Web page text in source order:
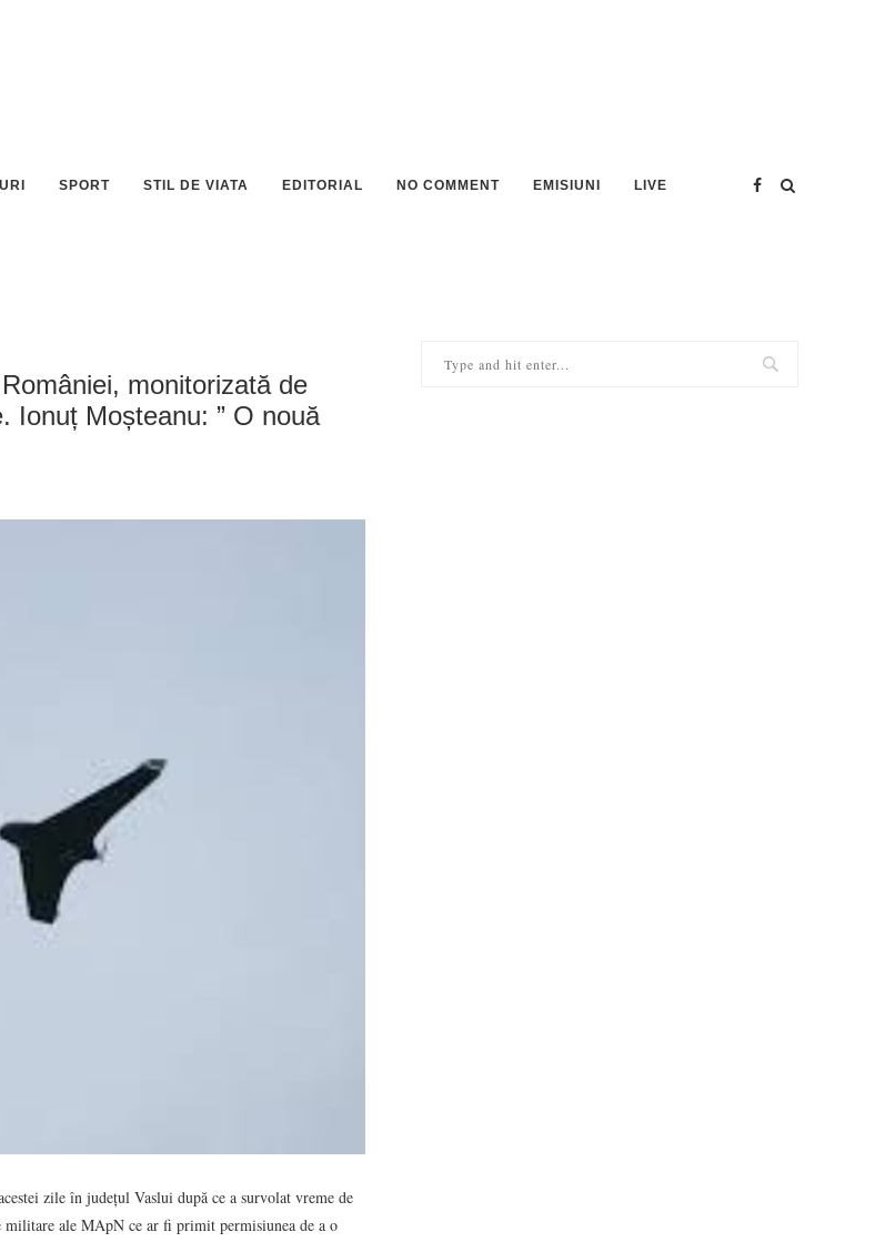
SPORT STIL DE VIATA EDITORIAL NO COMMENT EMISIUNI LIVE
monitorizată de
Ionuț Moșteanu: ” O nouă
zile în județul Vaslui după ce a survolat vreme de
militare ale MApN ce ar fi primit permisiunea de a o